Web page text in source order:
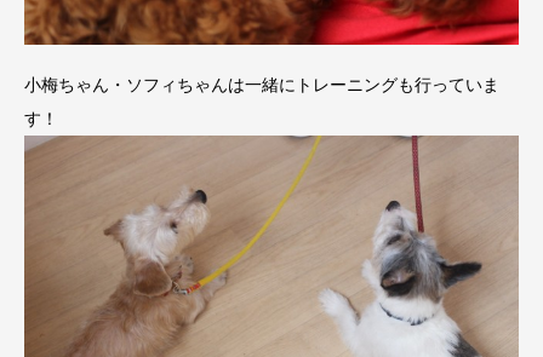
小梅ちゃん・ソフィちゃんは一緒にトレーニングも行っていま
す！